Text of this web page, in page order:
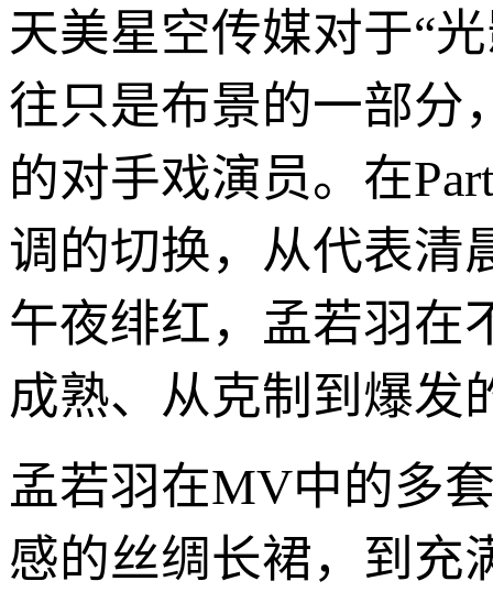
天美星空传媒对于“
往只是布景的一部分
的对手戏演员。在
调的切换，从代表清
午夜绯红，孟若羽在
成熟、从克制到爆发
孟若羽在MV中的多
感的丝绸长裙，到充